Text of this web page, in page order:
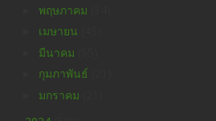
พฤษภาคม
เมษายน
มีนาคม
กุมภาพันธ์
มกราคม